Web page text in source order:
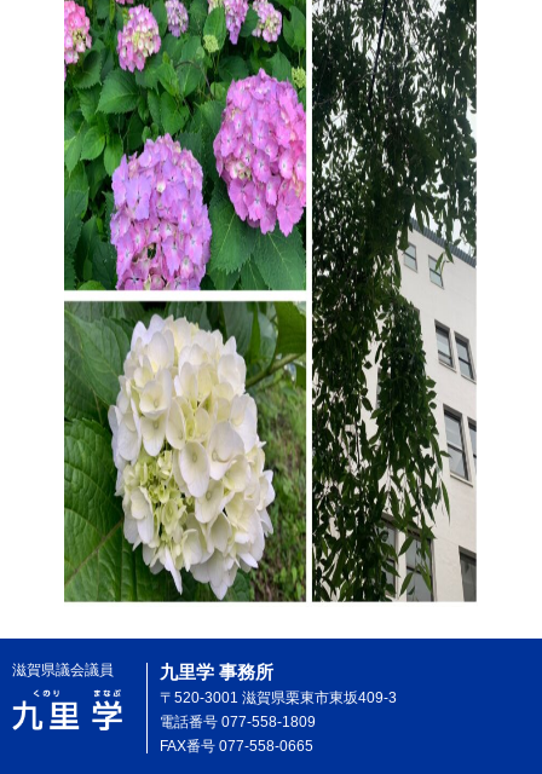
滋賀県議会議員 九里学 事務所
〒520-3001 滋賀県栗東市東坂409-3
電話番号 077-558-1809
FAX番号 077-558-0665